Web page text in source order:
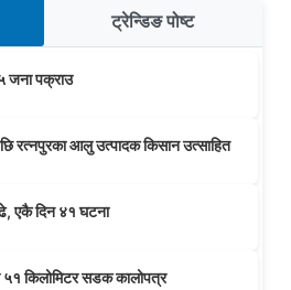
ट्रेन्डिङ पोष्ट
जना पक्राउ
रत्नपुरका आलु उत्पादक किसान उत्साहित
एकै दिन ४१ घटना
५१ किलोमिटर सडक कालोपत्र